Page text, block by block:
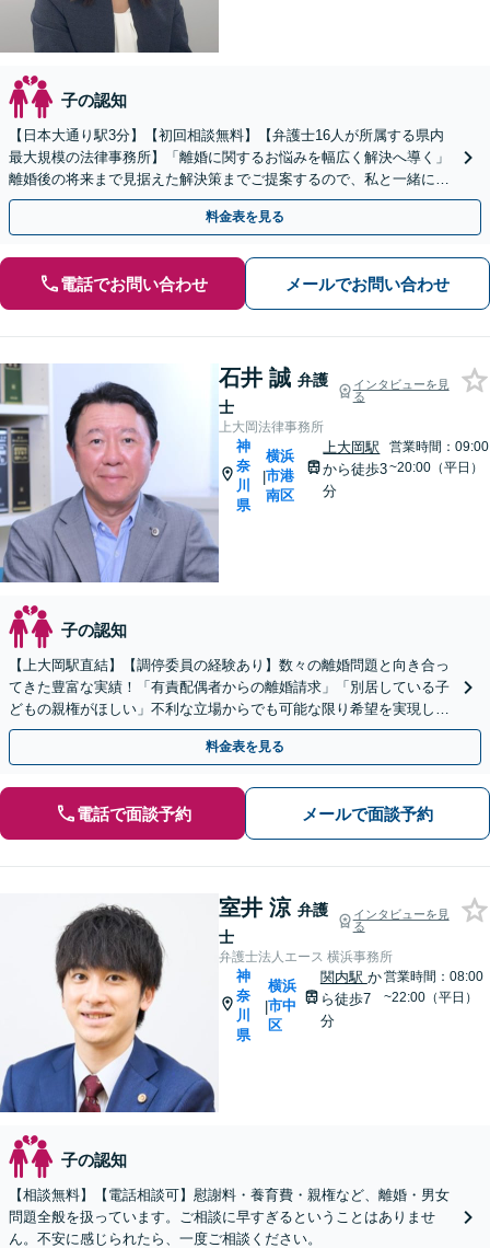
子の認知
【日本大通り駅3分】【初回相談無料】【弁護士16人が所属する県内
最大規模の法律事務所】「離婚に関するお悩みを幅広く解決へ導く」
離婚後の将来まで見据えた解決策までご提案するので、私と一緒に最
適な解決策を見つけましょう。【WEB面談対応】
料金表を見る
電話でお問い合わせ メールでお問い合わせ
石井 誠 弁護
士
インタビューを見
る
上大岡法律事務所
神
奈
川
県
|
横浜
市港
南区
上大岡駅
から徒歩3
分
営業時間：09:00
~20:00（平日）
子の認知
【上大岡駅直結】【調停委員の経験あり】数々の離婚問題と向き合っ
てきた豊富な実績！「有責配偶者からの離婚請求」「別居している子
どもの親権がほしい」不利な立場からでも可能な限り希望を実現しま
す【完全個室対応】【子連れ相談可】【ビデオ面談対応】
料金表を見る
電話で面談予約 メールで面談予約
室井 涼 弁護
士
インタビューを見
る
弁護士法人エース 横浜事務所
神
奈
川
県
|
横浜
市中
区
関内駅 か
ら徒歩7
分
営業時間：08:00
~22:00（平日）
子の認知
【相談無料】【電話相談可】慰謝料・養育費・親権など、離婚・男女
問題全般を扱っています。ご相談に早すぎるということはありませ
ん。不安に感じられたら、一度ご相談ください。